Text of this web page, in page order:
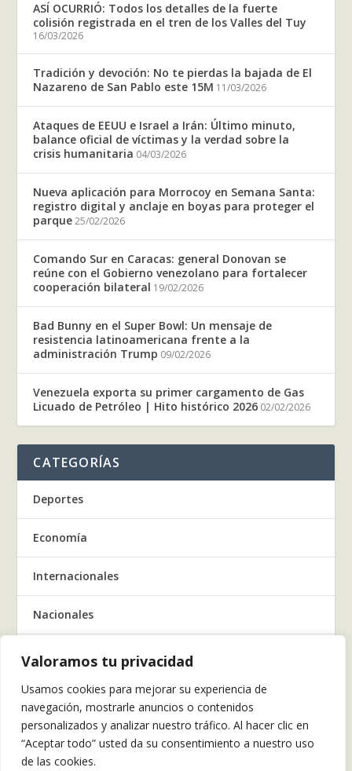
Valoramos tu privacidad
Usamos cookies para mejorar su experiencia de
navegación, mostrarle anuncios o contenidos
personalizados y analizar nuestro tráfico. Al hacer clic en
“Aceptar todo” usted da su consentimiento a nuestro uso
de las cookies.
ASÍ OCURRIÓ: Todos los detalles de la fuerte
colisión registrada en el tren de los Valles del Tuy
16/03/2026
Tradición y devoción: No te pierdas la bajada de El
Nazareno de San Pablo este 15M 11/03/2026
Ataques de EEUU e Israel a Irán: Último minuto,
balance oficial de víctimas y la verdad sobre la
crisis humanitaria 04/03/2026
Nueva aplicación para Morrocoy en Semana Santa:
registro digital y anclaje en boyas para proteger el
parque 25/02/2026
Comando Sur en Caracas: general Donovan se
reúne con el Gobierno venezolano para fortalecer
cooperación bilateral 19/02/2026
Bad Bunny en el Super Bowl: Un mensaje de
resistencia latinoamericana frente a la
administración Trump 09/02/2026
Venezuela exporta su primer cargamento de Gas
Licuado de Petróleo | Hito histórico 2026 02/02/2026
CATEGORÍAS
Deportes
Economía
Internacionales
Nacionales
Regionales
Salud
Tecnología